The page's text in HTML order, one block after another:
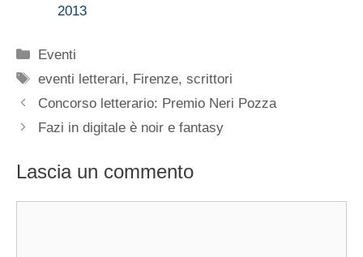
2013
Categorie
Eventi
Tag
eventi letterari, Firenze,scrittori
Concorso letterario: Premio Neri Pozza
Fazi in digitale è noir e fantasy
Lascia un commento